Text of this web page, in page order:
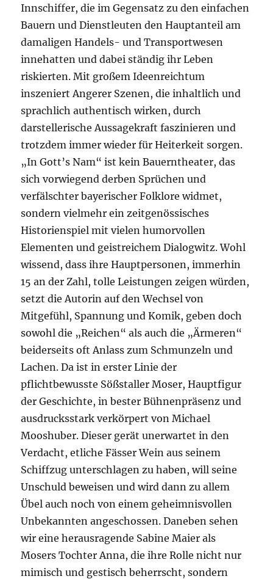
Innschiffer, die im Gegensatz zu den einfachen
Bauern und Dienstleuten den Hauptanteil am
damaligen Handels- und Transportwesen
innehatten und dabei ständig ihr Leben
riskierten. Mit großem Ideenreichtum
inszeniert Angerer Szenen, die inhaltlich und
sprachlich authentisch wirken, durch
darstellerische Aussagekraft faszinieren und
trotzdem immer wieder für Heiterkeit sorgen.
„In Gott’s Nam“ ist kein Bauerntheater, das
sich vorwiegend derben Sprüchen und
verfälschter bayerischer Folklore widmet,
sondern vielmehr ein zeitgenössisches
Historienspiel mit vielen humorvollen
Elementen und geistreichem Dialogwitz. Wohl
wissend, dass ihre Hauptpersonen, immerhin
15 an der Zahl, tolle Leistungen zeigen würden,
setzt die Autorin auf den Wechsel von
Mitgefühl, Spannung und Komik, geben doch
sowohl die „Reichen“ als auch die „Ärmeren“
beiderseits oft Anlass zum Schmunzeln und
Lachen. Da ist in erster Linie der
pflichtbewusste Sößstaller Moser, Hauptfigur
der Geschichte, in bester Bühnenpräsenz und
ausdrucksstark verkörpert von Michael
Mooshuber. Dieser gerät unerwartet in den
Verdacht, etliche Fässer Wein aus seinem
Schiffzug unterschlagen zu haben, will seine
Unschuld beweisen und wird dann zu allem
Übel auch noch von einem geheimnisvollen
Unbekannten angeschossen. Daneben sehen
wir eine herausragende Sabine Maier als
Mosers Tochter Anna, die ihre Rolle nicht nur
mimisch und gestisch beherrscht, sondern